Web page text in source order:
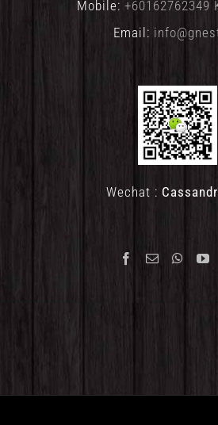
Mobile: +60162762349
Email:
Wechat :